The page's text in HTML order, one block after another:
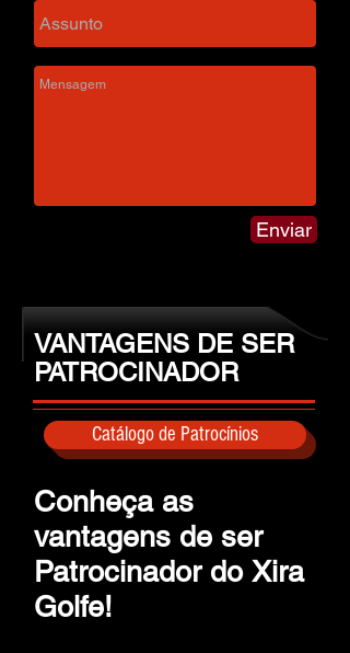
Enviar
Catálogo de Patrocínios
Conheça as
vantagens de ser
Patrocinador do Xira
Golfe!
VANTAGENS DE SER
PATROCINADOR